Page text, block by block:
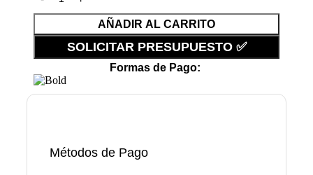
AÑADIR AL CARRITO
SOLICITAR PRESUPUESTO ✅
Formas de Pago:
Métodos de Pago